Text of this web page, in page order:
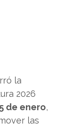
la
2026
de enero,
las